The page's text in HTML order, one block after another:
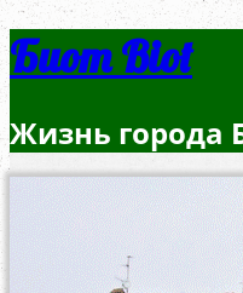
Биот Biot
Жизнь города